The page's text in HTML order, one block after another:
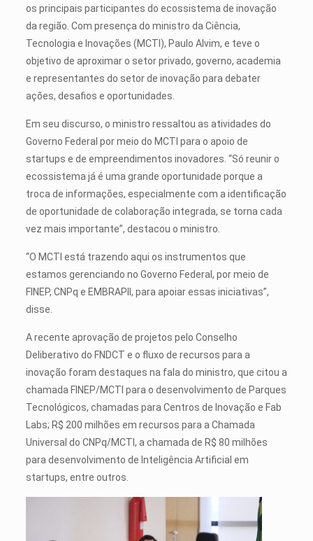
os principais participantes do ecossistema de inovação
da região. Com presença do ministro da Ciência,
Tecnologia e Inovações (MCTI), Paulo Alvim, e teve o
objetivo de aproximar o setor privado, governo, academia
e representantes do setor de inovação para debater
ações, desafios e oportunidades.
Em seu discurso, o ministro ressaltou as atividades do
Governo Federal por meio do MCTI para o apoio de
startups e de empreendimentos inovadores. “Só reunir o
ecossistema já é uma grande oportunidade porque a
troca de informações, especialmente com a identificação
de oportunidade de colaboração integrada, se torna cada
vez mais importante”, destacou o ministro.
“O MCTI está trazendo aqui os instrumentos que
estamos gerenciando no Governo Federal, por meio de
FINEP, CNPq e EMBRAPII, para apoiar essas iniciativas”,
disse.
A recente aprovação de projetos pelo Conselho
Deliberativo do FNDCT e o fluxo de recursos para a
inovação foram destaques na fala do ministro, que citou a
chamada FINEP/MCTI para o desenvolvimento de Parques
Tecnológicos, chamadas para Centros de Inovação e Fab
Labs; R$ 200 milhões em recursos para a Chamada
Universal do CNPq/MCTI, a chamada de R$ 80 milhões
para desenvolvimento de Inteligência Artificial em
startups, entre outros.